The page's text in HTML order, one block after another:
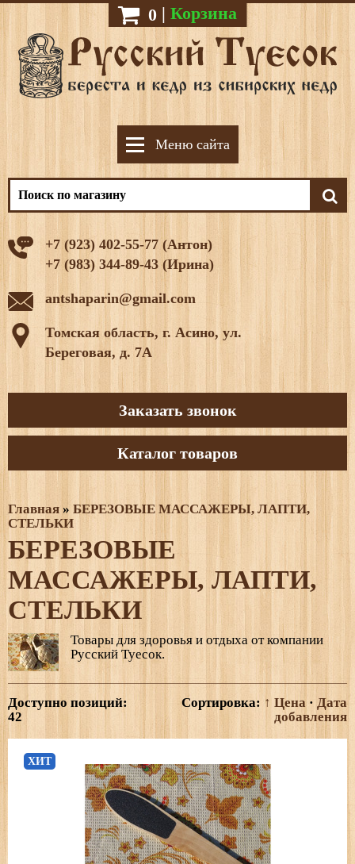
0 | Корзина
Меню сайта
+7 (923) 402-55-77 (Антон)
+7 (983) 344-89-43 (Ирина)
antshaparin@gmail.com
Томская область, г. Асино, ул.
Береговая, д. 7А
Заказать звонок
Каталог товаров
Главная » БЕРЕЗОВЫЕ МАССАЖЕРЫ, ЛАПТИ,
СТЕЛЬКИ
БЕРЕЗОВЫЕ
МАССАЖЕРЫ, ЛАПТИ,
СТЕЛЬКИ
Товары для здоровья и отдыха от компании
Русский Туесок.
Доступно позиций:
42
Сортировка: ↑ Цена · Дата
добавления
ХИТ